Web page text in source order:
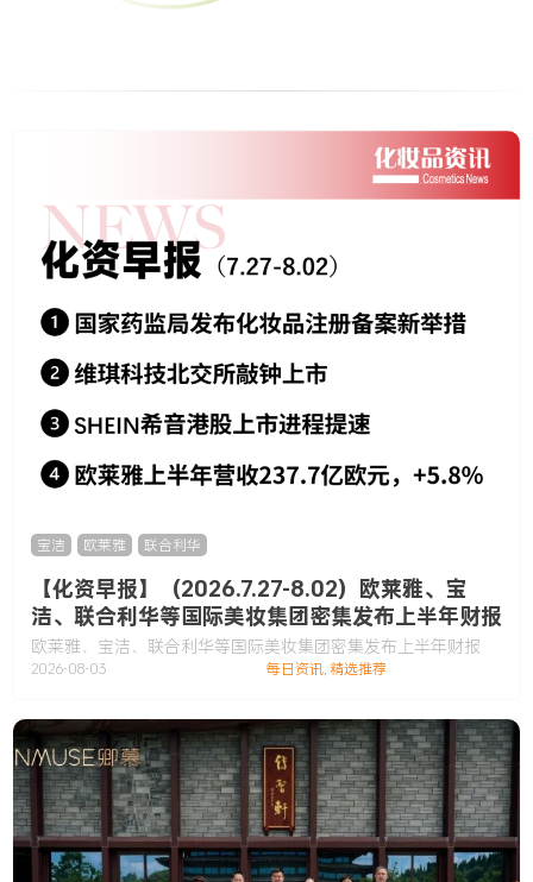
宝洁 欧莱雅 联合利华
【化资早报】（2026.7.27-8.02）欧莱雅、宝
洁、联合利华等国际美妆集团密集发布上半年财报
欧莱雅、宝洁、联合利华等国际美妆集团密集发布上半年财报
2026-08-03 每日资讯,精选推荐